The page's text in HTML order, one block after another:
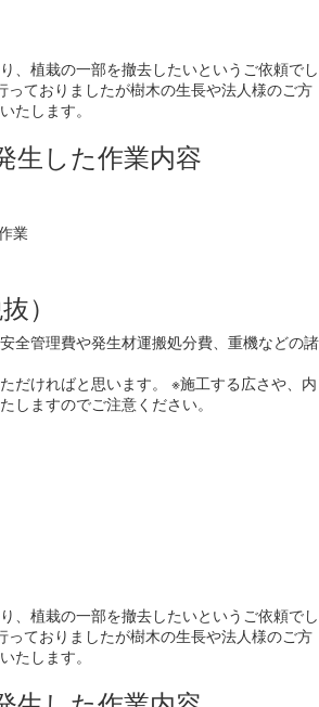
、植栽の一部を撤去したいというご依頼でし
っておりましたが樹木の生長や法人様のご方
たします。
生した作業内容
業
）
全管理費や発生材運搬処分費、重機などの諸
だければと思います。 ※施工する広さや、内
しますのでご注意ください。
、植栽の一部を撤去したいというご依頼でし
っておりましたが樹木の生長や法人様のご方
たします。